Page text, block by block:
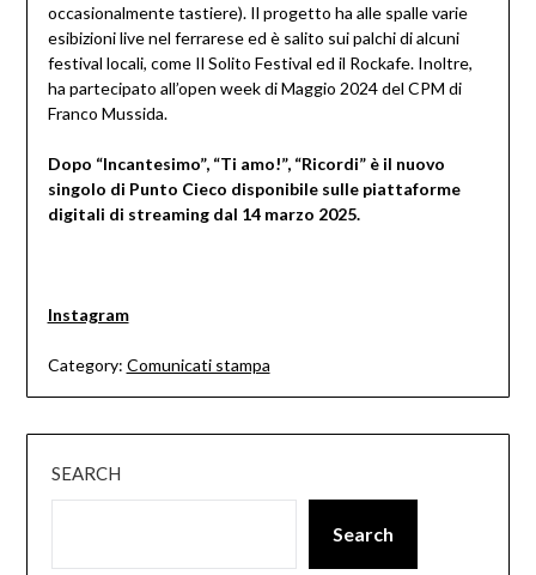
occasionalmente tastiere). Il progetto ha alle spalle varie
esibizioni live nel ferrarese ed è salito sui palchi di alcuni
festival locali, come Il Solito Festival ed il Rockafe. Inoltre,
ha partecipato all’open week di Maggio 2024 del CPM di
Franco Mussida.
Dopo “Incantesimo”, “Ti amo!”, “Ricordi” è il nuovo
singolo di Punto Cieco disponibile sulle piattaforme
digitali di streaming dal 14 marzo 2025.
Instagram
Category: Comunicati stampa
SEARCH
Search